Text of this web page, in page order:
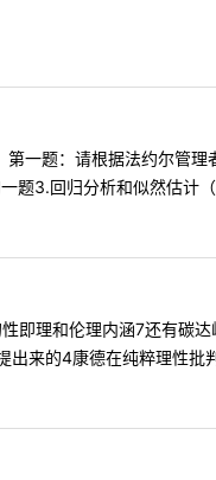
一题：请根据法约尔管
题3.回归分析和似然估计
即理和伦理内涵7还有碳
出来的4康德在纯粹理性批